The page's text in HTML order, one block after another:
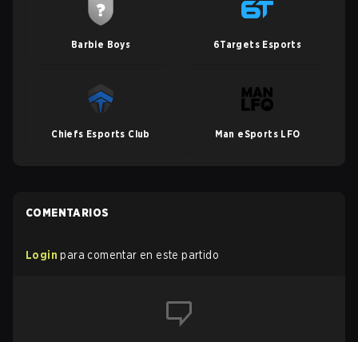
Barbie Boys 6Targets Esports
Chiefs Esports Club Man eSports LFO
COMENTARIOS
Login para comentar en este partido